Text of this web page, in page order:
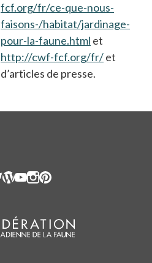
fcf.org/fr/ce-que-nous-
faisons-/habitat/jardinage-
pour-la-faune.html et
http://cwf-fcf.org/fr/et
d’articles de presse.